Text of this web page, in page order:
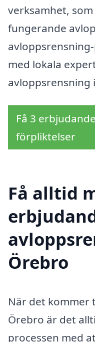
verksamhet,
fungerande
med lokala
avloppsrensning
Få 3
förpliktelser
Få alltid
Örebro
När det kommer
Örebro är det
processen med